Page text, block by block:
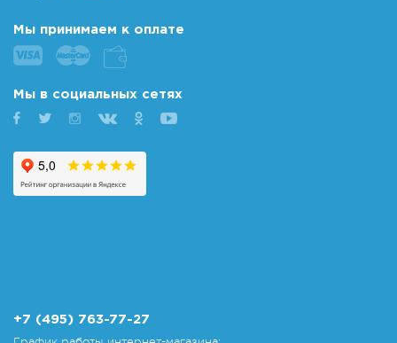
Мы принимаем к оплате
Мы в социальных сетях
+7 (495) 763-77-27